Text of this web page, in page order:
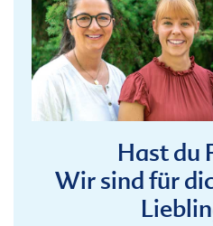
Hast du
Wir sind für